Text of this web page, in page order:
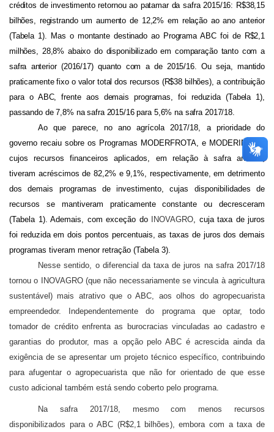
créditos de investimento retornou ao patamar da safra 2015/16: R$38,15
bilhões, registrando um aumento de 12,2% em relação ao ano anterior
(Tabela 1). Mas o montante destinado ao Programa ABC foi de R$2,1
milhões, 28,8% abaixo do disponibilizado em comparação tanto com a
safra anterior (2016/17) quanto com a de 2015/16. Ou seja, mantido
praticamente fixo o valor total dos recursos (R$38 bilhões), a contribuição
para o ABC, frente aos demais programas, foi reduzida (Tabela 1),
passando de 7,8% na safra 2015/16 para 5,6% na safra 2017/18.
Ao que parece, no ano agrícola 2017/18, a prioridade do
governo recaiu sobre os Programas MODERFROTA, e MODERINFRA
cujos recursos financeiros aplicados, em relação à safra anterior,
tiveram acréscimos de 82,2% e 9,1%, respectivamente, em detrimento
dos demais programas de investimento, cujas disponibilidades de
recursos se mantiveram praticamente constante ou decresceram
(Tabela 1). Ademais, com exceção do
INOVAGRO, cuja taxa de juros
foi reduzida em dois pontos percentuais, as taxas de juros dos demais
programas tiveram menor retração (Tabela 3).
Nesse sentido, o diferencial da taxa de juros na safra 2017/18
tornou o
INOVAGRO (que não necessariamente se vincula à agricultura
sustentável) mais atrativo que o ABC, aos olhos do agropecuarista
empreendedor. Independentemente do programa que optar, todo
tomador de crédito enfrenta as burocracias vinculadas ao cadastro e
garantias do produtor, mas a opção pelo ABC é acrescida ainda da
exigência de se apresentar um projeto técnico específico, contribuindo
para afugentar o agropecuarista que não for orientado de que esse
custo adicional também está sendo coberto pelo programa.
Na safra 2017/18, mesmo com menos recursos
disponibilizados para o ABC (R$2,1 bilhões), embora com a taxa de